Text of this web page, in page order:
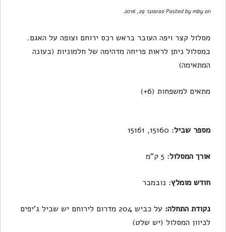
Posted by mbyon ספטמבר 29, 2016
מסלול קצר ויפה העובר בראש רכס ירוחם וצופה על האגם.
במסלול ניתן לראות פריחה מדהימה של חלמוניות (בעונה
המתאימה)
מתאים למשפחות (6+)
מספר שביל: 15160, 15161
אורך המסלול: 5 ק"מ
חודש מומלץ: נובמבר
נקודת התחלה:
על כביש 204 מדרום לירוחם יש שביל ג'יפים
לכיוון המסלול (יש שלט)